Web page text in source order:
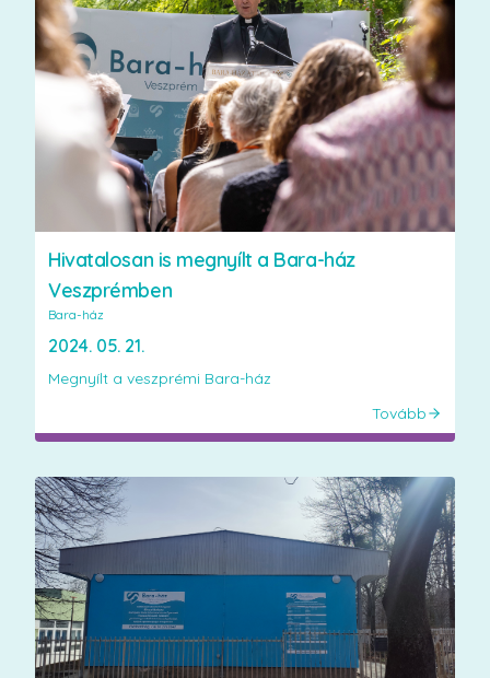
Hivatalosan is megnyílt a Bara-ház
Veszprémben
Bara-ház
2024. 05. 21.
Megnyílt a veszprémi Bara-ház
Tovább